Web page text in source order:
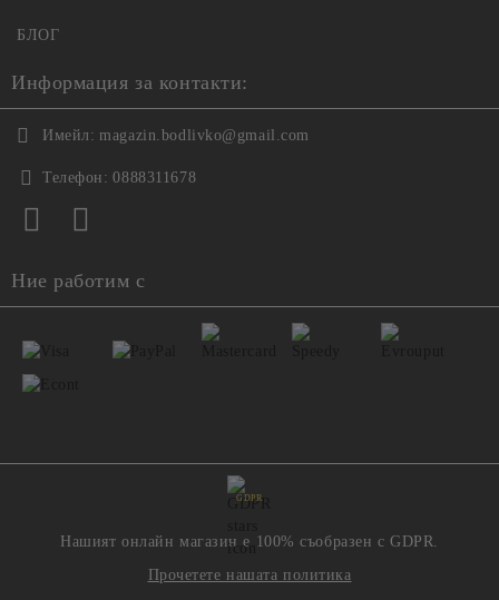
БЛОГ
Информация за контакти:
Имейл: magazin.bodlivko@gmail.com
Телефон: 0888311678
Ние работим с
GDPR
Нашият онлайн магазин е 100% съобразен с GDPR.
Прочетете нашата политика